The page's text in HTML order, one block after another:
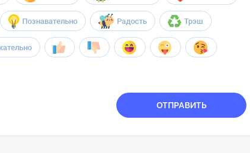
Познавательно Радость Трэш
ОТПРАВИТЬ